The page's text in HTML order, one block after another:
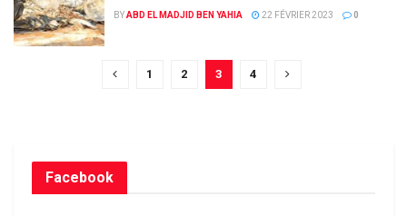
BYABD EL MADJID BEN YAHIA 22 FÉVRIER 2023 0
1 2 3 4
Facebook